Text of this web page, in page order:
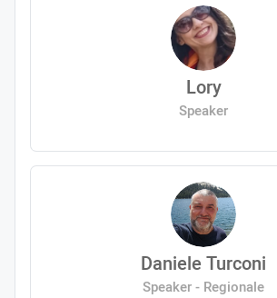
Lory
Speaker
Daniele Turconi
Speaker - Regionale